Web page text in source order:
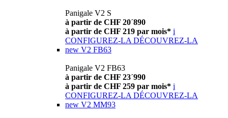
Panigale V2 S
à partir de CHF 20´890
à partir de CHF 219 par mois* i
CONFIGUREZ-LA DÉCOUVREZ-LA
new V2 FB63
Panigale V2 FB63
à partir de CHF 23´990
à partir de CHF 259 par mois* i
CONFIGUREZ-LA DÉCOUVREZ-LA
new V2 MM93